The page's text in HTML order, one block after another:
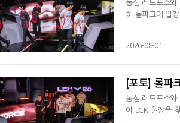
농심 레드포스
히 롤파크에 입
2026-08-01
[포토] 롤파
농심 레드포스
이 LCK 현장을